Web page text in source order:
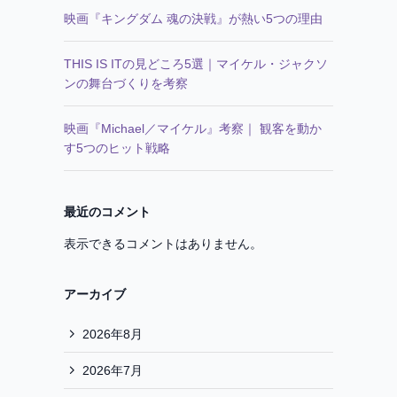
映画『キングダム 魂の決戦』が熱い5つの理由
THIS IS ITの見どころ5選｜マイケル・ジャクソ
ンの舞台づくりを考察
映画『Michael／マイケル』考察｜ 観客を動か
す5つのヒット戦略
最近のコメント
表示できるコメントはありません。
アーカイブ
2026年8月
2026年7月